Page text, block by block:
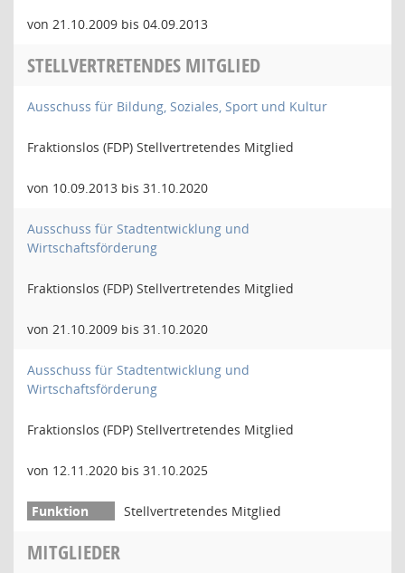
von 21.10.2009 bis 04.09.2013
STELLVERTRETENDES MITGLIED
Ausschuss für Bildung, Soziales, Sport und Kultur
Fraktionslos (FDP) Stellvertretendes Mitglied
von 10.09.2013 bis 31.10.2020
Ausschuss für Stadtentwicklung und
Wirtschaftsförderung
Fraktionslos (FDP) Stellvertretendes Mitglied
von 21.10.2009 bis 31.10.2020
Ausschuss für Stadtentwicklung und
Wirtschaftsförderung
Fraktionslos (FDP) Stellvertretendes Mitglied
von 12.11.2020 bis 31.10.2025
Stellvertretendes Mitglied
MITGLIEDER